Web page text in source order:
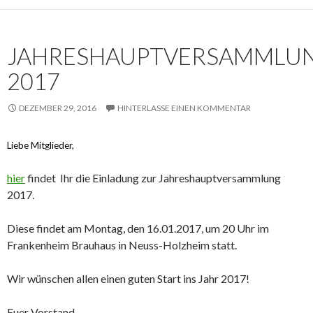
2017
DEZEMBER 29, 2016 HINTERLASSE EINEN KOMMENTAR
Liebe Mitglieder,
hierfindet Ihr die Einladung zur Jahreshauptversammlung
2017.
Diese findet am Montag, den 16.01.2017, um 20 Uhr im
Frankenheim Brauhaus in Neuss-Holzheim statt.
Wir wünschen allen einen guten Start ins Jahr 2017!